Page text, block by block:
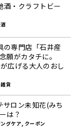
・クラフトビー
の専門店「石井産
願がカタチに。
広げる大人のおし
貨
ロン未知花(みち
は？
グケア, クーポン